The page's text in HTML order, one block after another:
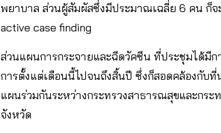
พยาบาล ส่วนผู้สัมผัสซึ่งมีประมาณเฉลี่ย 6 คน ก็
active case finding
ส่วนแผนการกระจายและฉีดวัคซีน ที่ประชุมได้มี
การตั้งแต่เดือนนี้ไปจนถึงสิ้นปี ซึ่งก็สอดคล้องกับที่
แผนร่วมกันระหว่างกระทรวงสาธารณสุขและกร
จังหวัด